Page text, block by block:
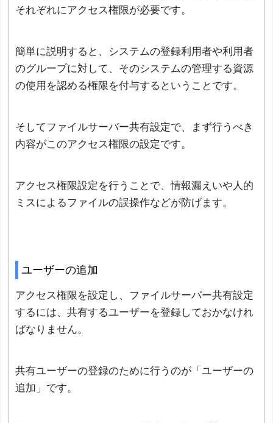
それぞれにアクセス権限が必要です。
簡単に説明すると、システムの登録利用者や利用者
のグループに対して、そのシステムの管理する資源
の使用を認める権限を付与するということです。
そしてファイルサーバー共有設定で、まず行うべき
内容がこのアクセス権限の設定です。
アクセス権限設定を行うことで、情報漏えいや人的
ミスによるファイルの誤操作などが防げます。
ユーザーの追加
アクセス権限を設定し、ファイルサーバー共有設定
するには、共有するユーザーを登録しておかなけれ
ばなりません。
共有ユーザーの登録のために行うのが「ユーザーの
追加」です。